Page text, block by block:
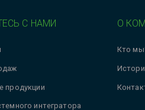
С НАМИ
продукции
интегратора
О
Кто